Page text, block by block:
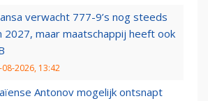
verwacht 777-9’s nog steeds
2027, maar maatschappij heeft ook
08-2026, 13:42
Antonov mogelijk ontsnapt